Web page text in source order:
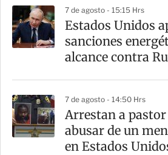
a
r
t
7 de agosto - 15:15 Hrs
Estados Unidos
sanciones
alcance contra
7 de agosto - 14:50 Hrs
Arrestan a
abusar de un
en Estados